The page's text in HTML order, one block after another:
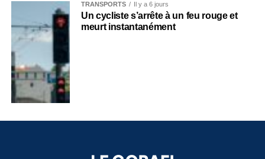
TRANSPORTS Il y a 6 jours
Un cycliste s’arrête à un feu rouge et
meurt instantanément